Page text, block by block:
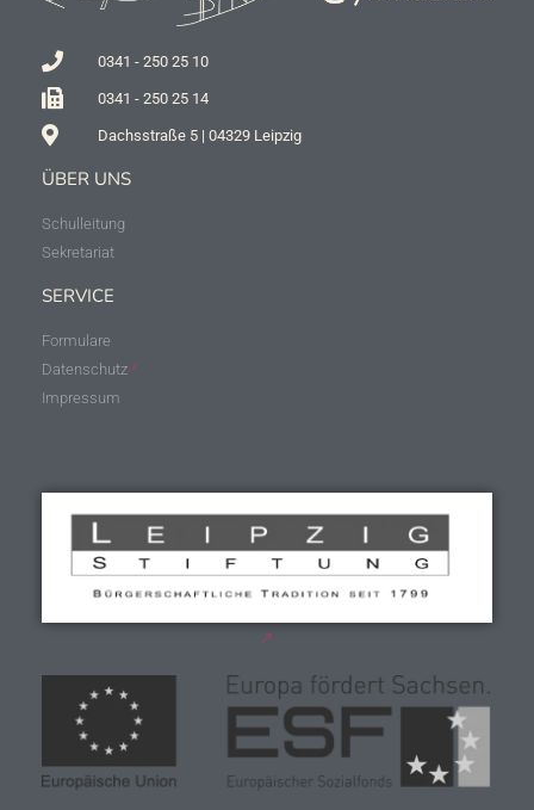
0341 - 250 25 10
0341 - 250 25 14
Dachsstraße 5 | 04329 Leipzig
ÜBER UNS
Schulleitung
Sekretariat
SERVICE
Formulare
Datenschutz
Impressum